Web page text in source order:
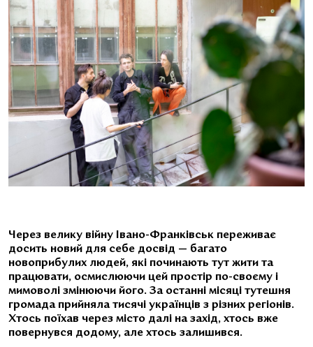
Через велику війну Івано-Франківськ переживає
досить новий для себе досвід — багато
новоприбулих людей, які починають тут жити та
працювати, осмислюючи цей простір по-своєму і
мимоволі змінюючи його. За останні місяці тутешня
громада прийняла тисячі українців з різних регіонів.
Хтось поїхав через місто далі на захід, хтось вже
повернувся додому, але хтось залишився.